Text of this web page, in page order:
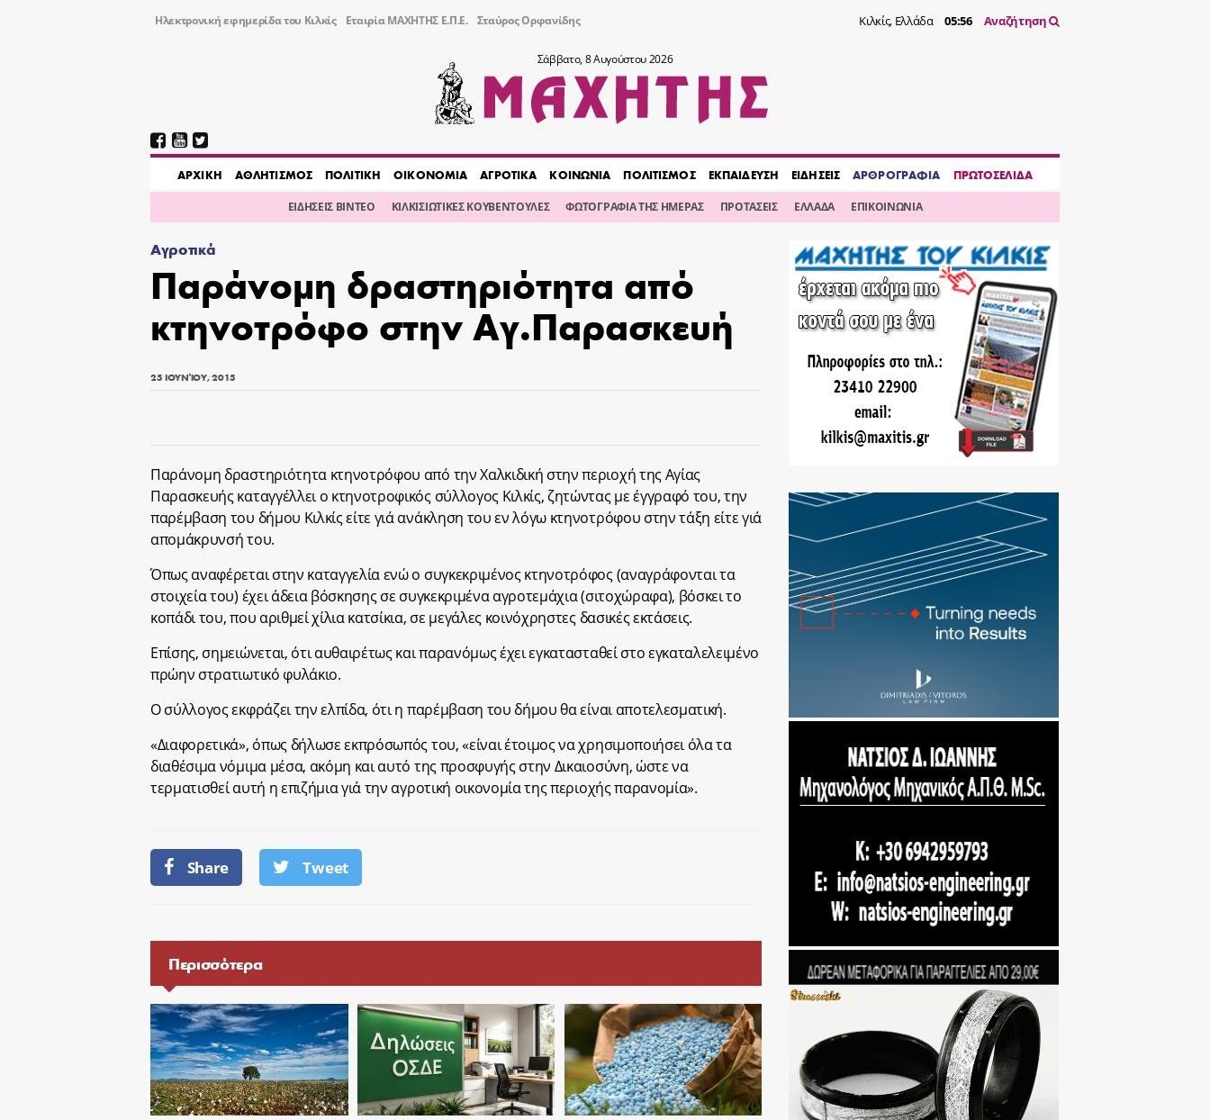
Ηλεκτρονική εφημερίδα του Κιλκίς Εταιρία ΜΑΧΗΤΗΣ Ε.Π.Ε. Σταύρος Ορφανίδης Κιλκίς, Ελλάδα 05:56 Αναζήτηση
Σάββατο, 8 Αυγούστου 2026
AΡΧΙΚΗ ΑΘΛΗΤΙΣΜΟΣ ΠΟΛΙΤΙΚΗ ΟΙΚΟΝΟΜΙΑ ΑΓΡΟΤΙΚΑ ΚΟΙΝΩΝΙΑ ΠΟΛΙΤΙΣΜΟΣ ΕΚΠΑΙΔΕΥΣΗ ΕΙΔΗΣΕΙΣ ΑΡΘΡΟΓΡΑΦΙΑ ΠΡΩΤΟΣΕΛΙΔΑ
ΕΙΔΗΣΕΙΣ ΒΙΝΤΕΟ ΚΙΛΚΙΣΙΩΤΙΚΕΣ ΚΟΥΒΕΝΤΟΥΛΕΣ ΦΩΤΟΓΡΑΦΙΑ ΤΗΣ ΗΜΕΡΑΣ ΠΡΟΤΑΣΕΙΣ ΕΛΛΑΔΑ ΕΠΙΚΟΙΝΩΝΙΑ
Αγροτικά
Παράνομη δραστηριότητα από
κτηνοτρόφο στην Αγ.Παρασκευή
25 ΙΟΥΝΊΟΥ, 2015
Παράνομη δραστηριότητα κτηνοτρόφου από την Χαλκιδική στην περιοχή της Αγίας
Παρασκευής καταγγέλλει ο κτηνοτροφικός σύλλογος Κιλκίς, ζητώντας με έγγραφό του, την
παρέμβαση του δήμου Κιλκίς είτε γιά ανάκληση του εν λόγω κτηνοτρόφου στην τάξη είτε γιά
απομάκρυνσή του.
Όπως αναφέρεται στην καταγγελία ενώ ο συγκεκριμένος κτηνοτρόφος (αναγράφονται τα
στοιχεία του) έχει άδεια βόσκησης σε συγκεκριμένα αγροτεμάχια (σιτοχώραφα), βόσκει το
κοπάδι του, που αριθμεί χίλια κατσίκια, σε μεγάλες κοινόχρηστες δασικές εκτάσεις.
Επίσης, σημειώνεται, ότι αυθαιρέτως και παρανόμως έχει εγκατασταθεί στο εγκαταλελειμένο
πρώην στρατιωτικό φυλάκιο.
Ο σύλλογος εκφράζει την ελπίδα, ότι η παρέμβαση του δήμου θα είναι αποτελεσματική.
«Διαφορετικά», όπως δήλωσε εκπρόσωπός του, «είναι έτοιμος να χρησιμοποιήσει όλα τα
διαθέσιμα νόμιμα μέσα, ακόμη και αυτό της προσφυγής στην Δικαιοσύνη, ώστε να
τερματισθεί αυτή η επιζήμια γιά την αγροτική οικονομία της περιοχής παρανομία».
Share Tweet
Περισσότερα